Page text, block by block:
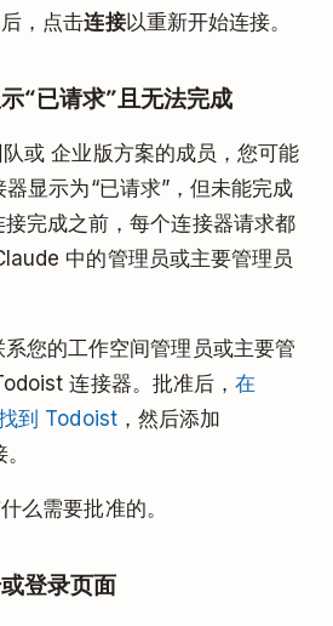
，点击连接以重新开始连接。
“已请求”且无法完成
或 企业版方案的成员，您可能
显示为“已请求”，但未能完成
完成之前，每个连接器请求都
中的管理员或主要管理员
您的工作空间管理员或主要管
连接器。批准后，在
到 Todoist，然后添加
么需要批准的。
登录页面